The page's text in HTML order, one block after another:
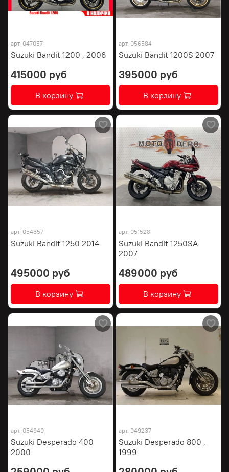
арт. 047057
Suzuki Bandit 1200 , 2006
415000 руб
В корзину
арт. 056584
Suzuki Bandit 1200S 2007
395000 руб
В корзину
арт. 054357
Suzuki Bandit 1250 2014
495000 руб
В корзину
арт. 051528
Suzuki Bandit 1250SA
2007
489000 руб
В корзину
арт. 054940
Suzuki Desperado 400
2000
арт. 049237
Suzuki Desperado 800 ,
1999